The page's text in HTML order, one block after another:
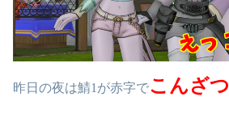
昨日の夜は鯖1が赤字でこんざつ